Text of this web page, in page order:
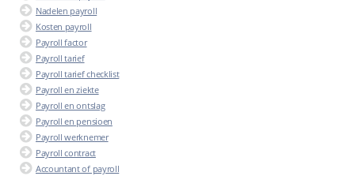
Nadelen payroll
Kosten payroll
Payroll factor
Payroll tarief
Payroll tarief checklist
Payroll en ziekte
Payroll en ontslag
Payroll en pensioen
Payroll werknemer
Payroll contract
Accountant of payroll